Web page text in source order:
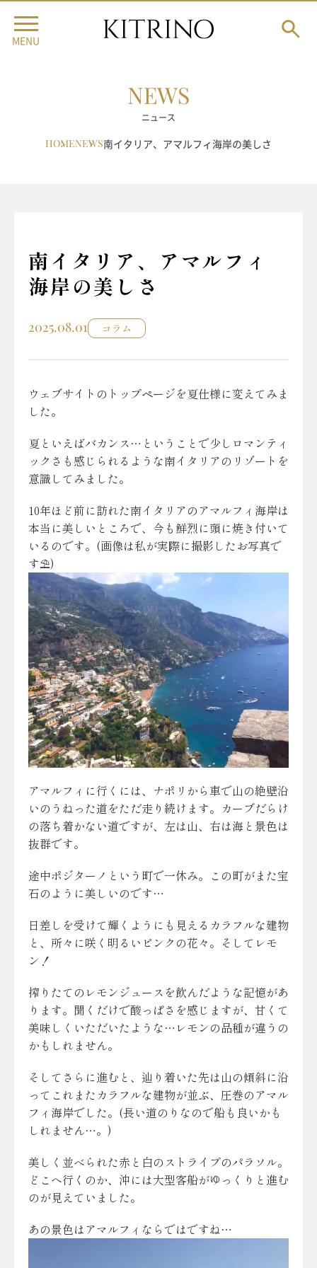
MENU
NEWS
ニュース
HOMENEWS南イタリア、アマルフィ海岸の美しさ
南イタリア、アマルフィ
海岸の美しさ
2025.08.01 コラム
ウェブサイトのトップページを夏仕様に変えてみま
した。
夏といえばバカンス…ということで少しロマンティ
ックさも感じられるような南イタリアのリゾートを
意識してみました。
10年ほど前に訪れた南イタリアのアマルフィ海岸は
本当に美しいところで、今も鮮烈に頭に焼き付いて
いるのです。(画像は私が実際に撮影したお写真で
す⛱)
アマルフィに行くには、ナポリから車で山の絶壁沿
いのうねった道をただ走り続けます。カーブだらけ
の落ち着かない道ですが、左は山、右は海と景色は
抜群です。
途中ポジターノという町で一休み。この町がまた宝
石のように美しいのです…
日差しを受けて輝くようにも見えるカラフルな建物
と、所々に咲く明るいピンクの花々。そしてレモ
ン！
搾りたてのレモンジュースを飲んだような記憶があ
ります。聞くだけで酸っぱさを感じますが、甘くて
美味しくいただいたような…レモンの品種が違うの
かもしれません。
そしてさらに進むと、辿り着いた先は山の傾斜に沿
ってこれまたカラフルな建物が並ぶ、圧巻のアマル
フィ海岸でした。(長い道のりなので船も良いかも
しれません…。)
美しく並べられた赤と白のストライプのパラソル。
どこへ行くのか、沖には大型客船がゆっくりと進む
のが見えていました。
あの景色はアマルフィならではですね…